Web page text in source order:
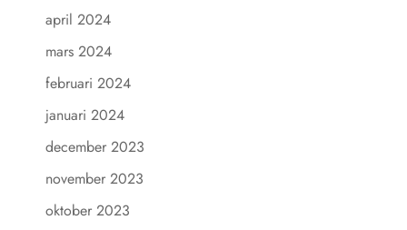
april 2024
mars 2024
februari 2024
januari 2024
december 2023
november 2023
oktober 2023